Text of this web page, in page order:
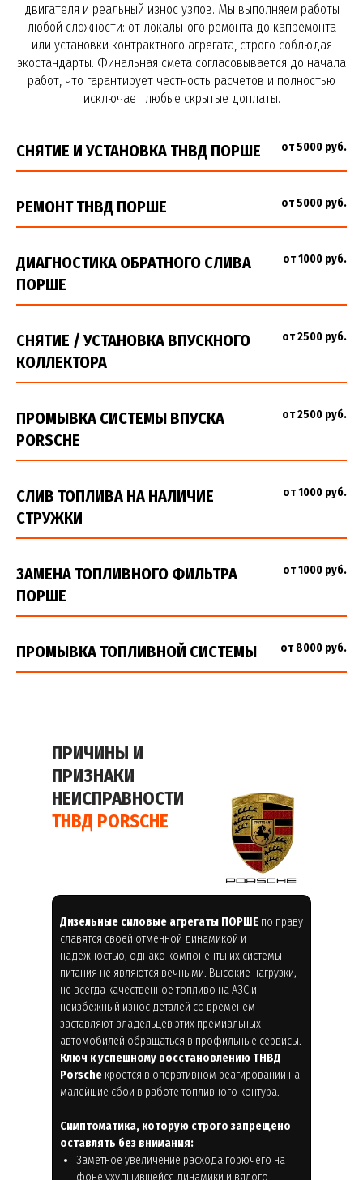
двигателя и реальный износ узлов. Мы выполняем работы
любой сложности: от локального ремонта до капремонта
или установки контрактного агрегата, строго соблюдая
экостандарты. Финальная смета согласовывается до начала
работ, что гарантирует честность расчетов и полностью
исключает любые скрытые доплаты.
СНЯТИЕ И УСТАНОВКА ТНВД ПОРШЕ от 5000 руб.
РЕМОНТ ТНВД ПОРШЕ от 5000 руб.
ДИАГНОСТИКА ОБРАТНОГО СЛИВА
ПОРШЕ
от 1000 руб.
СНЯТИЕ / УСТАНОВКА ВПУСКНОГО
КОЛЛЕКТОРА
от 2500 руб.
ПРОМЫВКА СИСТЕМЫ ВПУСКА
PORSCHE
от 2500 руб.
СЛИВ ТОПЛИВА НА НАЛИЧИЕ
СТРУЖКИ
от 1000 руб.
ЗАМЕНА ТОПЛИВНОГО ФИЛЬТРА
ПОРШЕ
от 1000 руб.
ПРОМЫВКА ТОПЛИВНОЙ СИСТЕМЫ от 8000 руб.
ПРИЧИНЫ И
ПРИЗНАКИ
НЕИСПРАВНОСТИ
ТНВД PORSCHE
Дизельные силовые агрегаты ПОРШЕ по праву
славятся своей отменной динамикой и
надежностью, однако компоненты их системы
питания не являются вечными. Высокие нагрузки,
не всегда качественное топливо на АЗС и
неизбежный износ деталей со временем
заставляют владельцев этих премиальных
автомобилей обращаться в профильные сервисы.
Ключ к успешному восстановлению ТНВД
Porsche кроется в оперативном реагировании на
малейшие сбои в работе топливного контура.
Симптоматика, которую строго запрещено
оставлять без внимания:
Заметное увеличение расхода горючего на
фоне ухудшившейся динамики и вялого